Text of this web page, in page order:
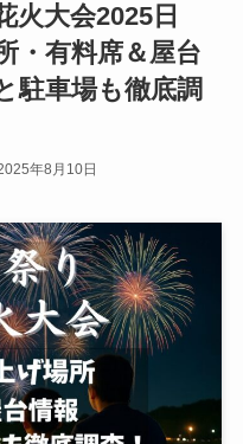
火大会2025日
・有料席＆屋台
駐車場も徹底調
年8月10日